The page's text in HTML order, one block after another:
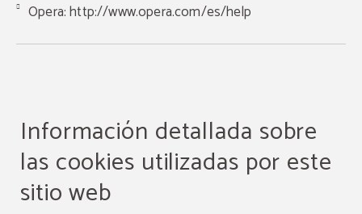
Opera:http://www.opera.com/es/help
Información detallada sobre
las cookies utilizadas por este
sitio web